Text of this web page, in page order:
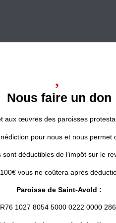
Nous faire un don
aux œuvres des paroisses
pour nous et nous permet
déductibles de l’impôt sur le
vous ne coûtera après
Paroisse de Saint-Avold :
1027 8054 5000 0222 0000